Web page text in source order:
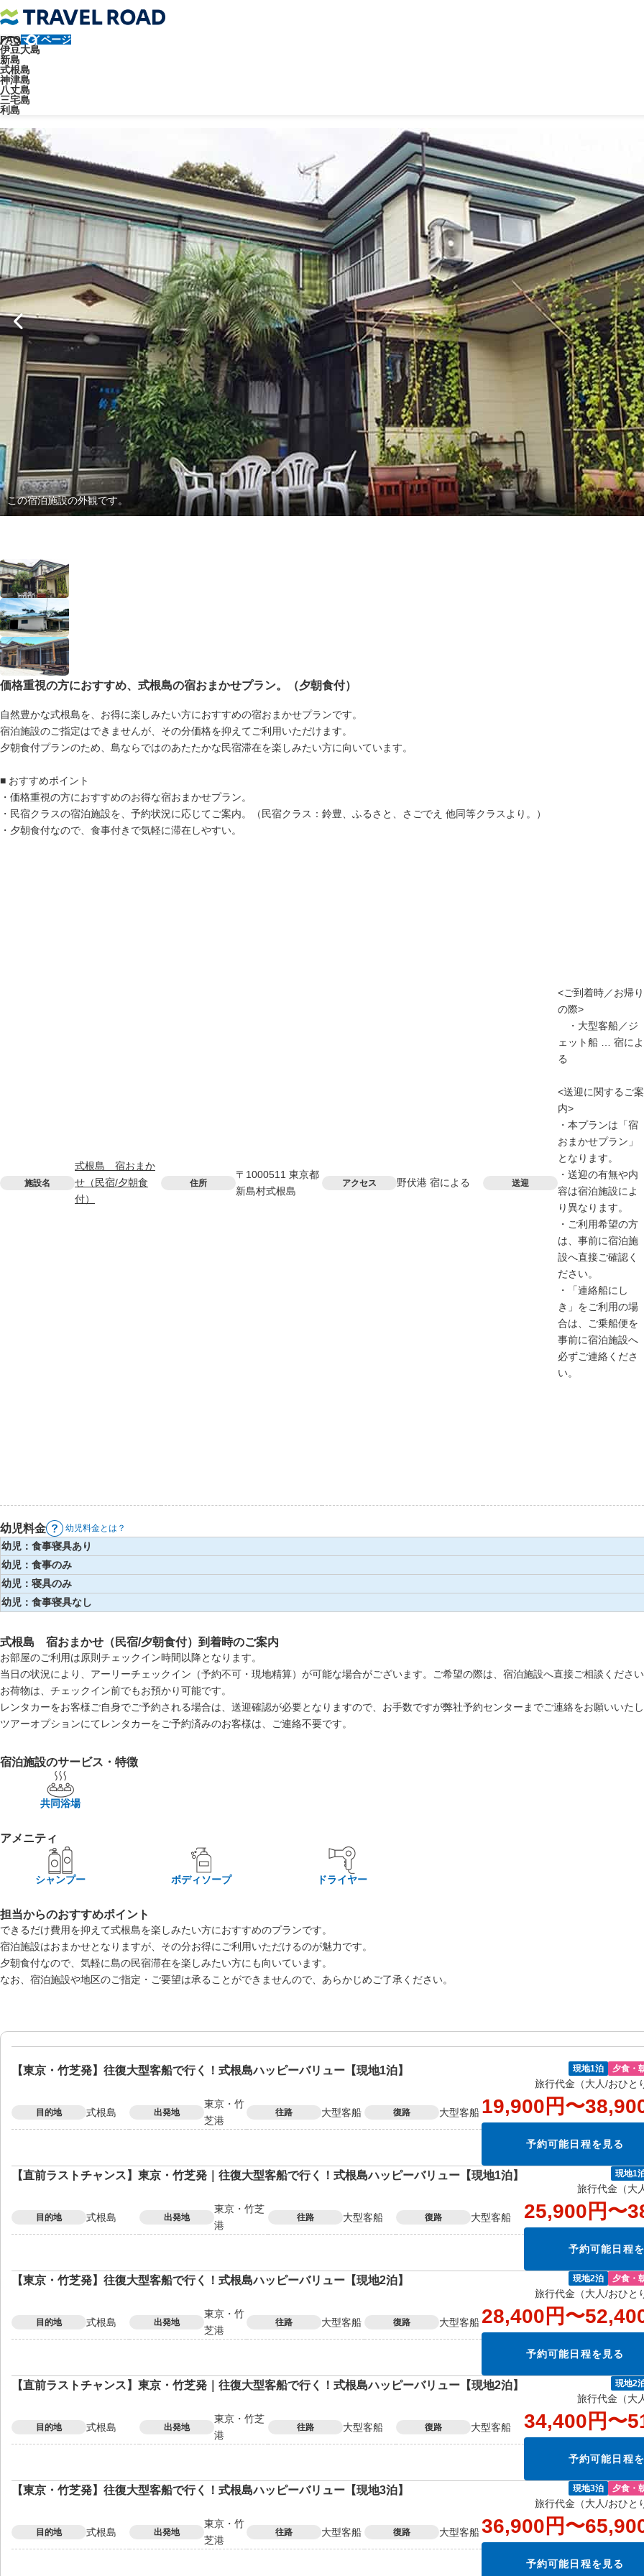
FAQマイページ
伊豆大島
新島
式根島
神津島
八丈島
三宅島
利島
トラベルロード
民宿
式根島 宿おまかせ（民宿/夕朝食付）
この宿泊施設の外観です。
価格重視の方におすすめ、式根島の宿おまかせプラン。（夕朝食付）
自然豊かな式根島を、お得に楽しみたい方におすすめの宿おまかせプランです。
宿泊施設のご指定はできませんが、その分価格を抑えてご利用いただけます。
夕朝食付プランのため、島ならではのあたたかな民宿滞在を楽しみたい方に向いています。
■ おすすめポイント
・価格重視の方におすすめのお得な宿おまかせプラン。
・民宿クラスの宿泊施設を、予約状況に応じてご案内。（民宿クラス：鈴豊、ふるさと、さごでえ 他同等クラスより。）
・夕朝食付なので、食事付きで気軽に滞在しやすい。
施設名
式根島 宿おまか
せ（民宿/夕朝食
付）
住所
〒1000511 東京都
新島村式根島
アクセス 野伏港 宿による 送迎
<ご到着時／お帰り
の際>
・大型客船／ジ
ェット船 … 宿によ
る
<送迎に関するご案
内>
・本プランは「宿
おまかせプラン」
となります。
・送迎の有無や内
容は宿泊施設によ
り異なります。
・ご利用希望の方
は、事前に宿泊施
設へ直接ご確認く
ださい。
・「連絡船にし
き」をご利用の場
合は、ご乗船便を
事前に宿泊施設へ
必ずご連絡くださ
い。
幼児料金 幼児料金とは？
幼児：食事寝具あり
幼児：食事のみ
幼児：寝具のみ
幼児：食事寝具なし
式根島 宿おまかせ（民宿/夕朝食付）到着時のご案内
お部屋のご利用は原則チェックイン時間以降となります。
当日の状況により、アーリーチェックイン（予約不可・現地精算）が可能な場合がございます。ご希望の際は、宿泊施設へ直接ご相談ください
お荷物は、チェックイン前でもお預かり可能です。
レンタカーをお客様ご自身でご予約される場合は、送迎確認が必要となりますので、お手数ですが弊社予約センターまでご連絡をお願いいたし
ツアーオプションにてレンタカーをご予約済みのお客様は、ご連絡不要です。
宿泊施設のサービス・特徴
共同浴場
アメニティ
シャンプー ボディソープ ドライヤー
担当からのおすすめポイント
できるだけ費用を抑えて式根島を楽しみたい方におすすめのプランです。
宿泊施設はおまかせとなりますが、その分お得にご利用いただけるのが魅力です。
夕朝食付なので、気軽に島の民宿滞在を楽しみたい方にも向いています。
なお、宿泊施設や地区のご指定・ご要望は承ることができませんので、あらかじめご了承ください。
【東京・竹芝発】往復大型客船で行く！式根島ハッピーバリュー【現地1泊】
目的地 式根島 出発地
東京・竹
芝港
往路 大型客船 復路 大型客船
現地1泊 夕食・
旅行代金（大人/おひと
19,900円〜
予約可能日程を見る
【直前ラストチャンス】東京・竹芝発｜往復大型客船で行く！式根島ハッピーバリュー【現地1泊】
目的地 式根島 出発地
東京・竹芝
港
往路 大型客船 復路 大型客船
現地1
旅行代金（大
25,900円〜
予約可能日程
【東京・竹芝発】往復大型客船で行く！式根島ハッピーバリュー【現地2泊】
目的地 式根島 出発地
東京・竹
芝港
往路 大型客船 復路 大型客船
現地2泊 夕食・
旅行代金（大人/おひと
28,400円〜
予約可能日程を見る
【直前ラストチャンス】東京・竹芝発｜往復大型客船で行く！式根島ハッピーバリュー【現地2泊】
目的地 式根島 出発地
東京・竹芝
港
往路 大型客船 復路 大型客船
現地2
旅行代金（大
34,400円〜
予約可能日程
【東京・竹芝発】往復大型客船で行く！式根島ハッピーバリュー【現地3泊】
目的地 式根島 出発地
東京・竹
芝港
往路 大型客船 復路 大型客船
現地3泊 夕食・
旅行代金（大人/おひと
36,900円〜
予約可能日程を見る